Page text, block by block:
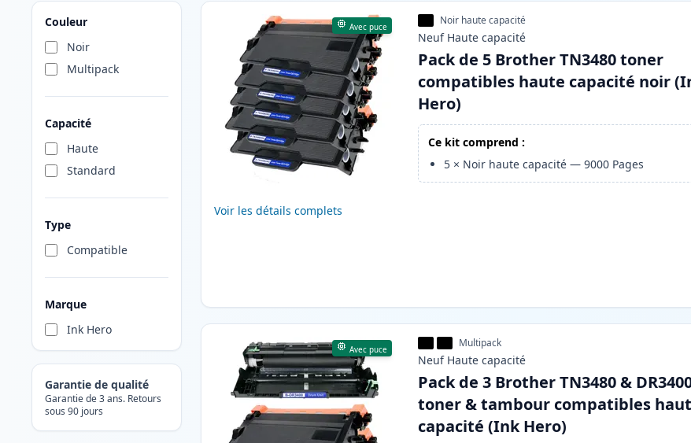
Couleur
Noir
Multipack
Capacité
Haute
Standard
Type
Compatible
Marque
Ink Hero
Garantie de qualité
Garantie de 3 ans. Retours
sous 90 jours
Produits
Avec puce
Voir les détails complets
Noir haute capacité
Neuf Haute capacité
Pack de 5 Brother TN3480 toner
compatibles haute capacité noir
Hero)
Ce kit comprend :
5 × Noir haute capacité —9000 Pages
Avec puce Multipack
Neuf Haute capacité
Pack de 3 Brother TN3480 &
toner & tambour compatibles
capacité (Ink Hero)